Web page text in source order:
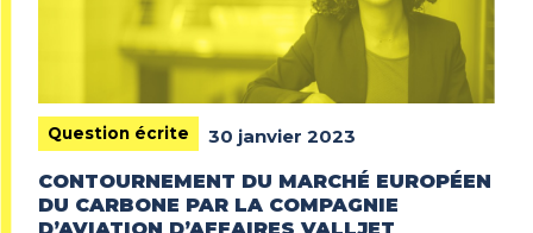
Question écrite
30 janvier 2023
CONTOURNEMENT DU MARCHÉ EUROPÉEN
DU CARBONE PAR LA COMPAGNIE